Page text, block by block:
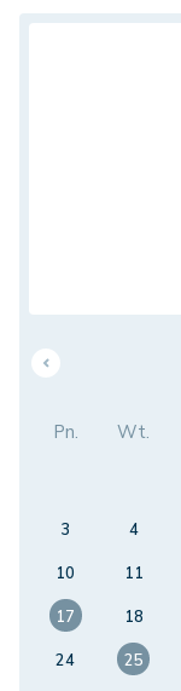
Pn. Wt.
3
4
10
11
17
18
24
25